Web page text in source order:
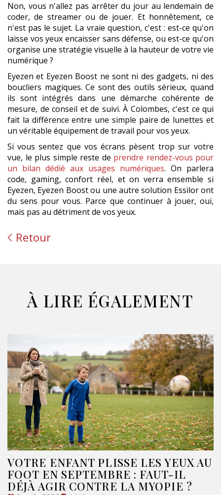
Non, vous n'allez pas arrêter du jour au lendemain de
coder, de streamer ou de jouer. Et honnêtement, ce
n'est pas le sujet. La vraie question, c'est : est-ce qu'on
laisse vos yeux encaisser sans défense, ou est-ce qu'on
organise une stratégie visuelle à la hauteur de votre vie
numérique ?
Eyezen et Eyezen Boost ne sont ni des gadgets, ni des
boucliers magiques. Ce sont des outils sérieux, quand
ils sont intégrés dans une démarche cohérente de
mesure, de conseil et de suivi. À Colombes, c'est ce qui
fait la différence entre une simple paire de lunettes et
un véritable équipement de travail pour vos yeux.
Si vous sentez que vos écrans pèsent trop sur votre
vue, le plus simple reste de prendre rendez-vous pour
un bilan dédié aux usages numériques. On parlera
code, gaming, confort réel, et on verra ensemble si
Eyezen, Eyezen Boost ou une autre solution Essilor ont
du sens pour vous. Parce que continuer à jouer, oui,
mais pas au détriment de vos yeux.
Retour
À LIRE ÉGALEMENT
VOTRE ENFANT PLISSE LES YEUX AU
FOOT EN SEPTEMBRE : FAUT-IL
DÉJÀ AGIR CONTRE LA MYOPIE ?